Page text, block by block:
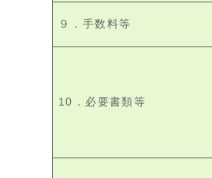
９．手数料等
10．必要書類等